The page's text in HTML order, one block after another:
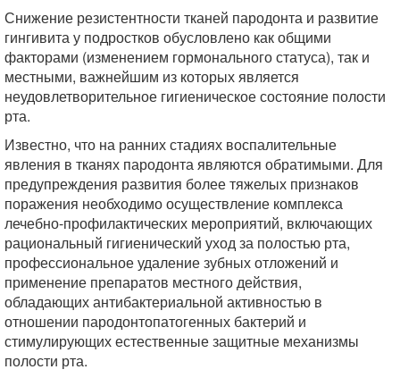
Снижение резистентности тканей пародонта и развитие
гингивита у подростков обусловлено как общими
факторами (изменением гормонального статуса), так и
местными, важнейшим из которых является
неудовлетворительное гигиеническое состояние полости
рта.
Известно, что на ранних стадиях воспалительные
явления в тканях пародонта являются обратимыми. Для
предупреждения развития более тяжелых признаков
поражения необходимо осуществление комплекса
лечебно-профилактических мероприятий, включающих
рациональный гигиенический уход за полостью рта,
профессиональное удаление зубных отложений и
применение препаратов местного действия,
обладающих антибактериальной активностью в
отношении пародонтопатогенных бактерий и
стимулирующих естественные защитные механизмы
полости рта.